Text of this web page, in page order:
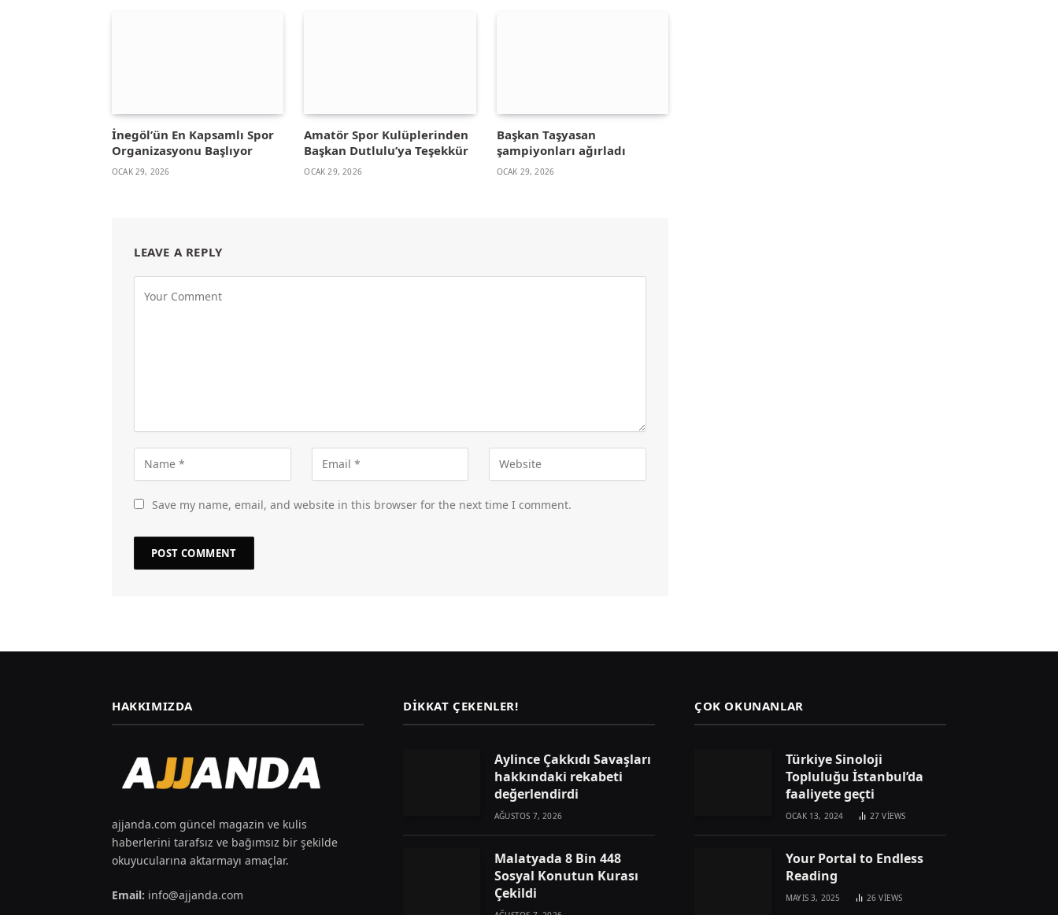
İnegöl’ün En Kapsamlı Spor
Organizasyonu Başlıyor
OCAK 29, 2026
Amatör Spor Kulüplerinden
Başkan Dutlulu’ya Teşekkür
OCAK 29, 2026
Başkan Taşyasan
şampiyonları ağırladı
OCAK 29, 2026
LEAVE A REPLY
Save my name, email, and website in this browser for the next time I comment.
HAKKIMIZDA
ajjanda.com güncel magazin ve kulis
haberlerini tarafsız ve bağımsız bir şekilde
okuyucularına aktarmayı amaçlar.
Email: info@ajjanda.com
DIKKAT ÇEKENLER!
Aylince Çakkıdı Savaşları
hakkındaki rekabeti
değerlendirdi
AĞUSTOS 7, 2026
Malatyada 8 Bin 448
Sosyal Konutun Kurası
Çekildi
ÇOK OKUNANLAR
Türkiye Sinoloji
Topluluğu İstanbul’da
faaliyete geçti
OCAK 13, 2024 27VIEWS
Your Portal to Endless
Reading
MAYIS 3, 2025 26VIEWS